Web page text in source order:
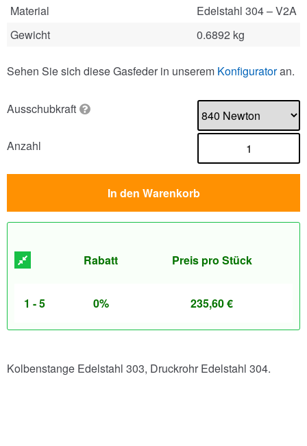
Material
Edelstahl 304 – V2A
Gewicht
0.6892 kg
Sehen Sie sich diese Gasfeder in unserem Konfiguratoran.
Ausschubkraft
Anzahl
In den Warenkorb
Rabatt Preis pro Stück
1 - 5 0% 235,60€
Kolbenstange Edelstahl 303, Druckrohr Edelstahl 304.